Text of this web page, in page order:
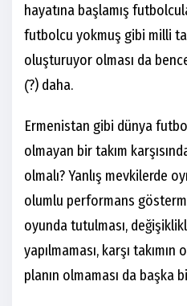
hayatına başlamış
futbolcu yokmuş gibi milli
oluşturuyor olması da
(̇?) daha.
Ermenistan gibi dünya
olmayan bir takım
olmalı? Yanlış mevkilerde
olumlu performans
oyunda tutulması,
yapılmaması, karşı
planın olmaması da başka